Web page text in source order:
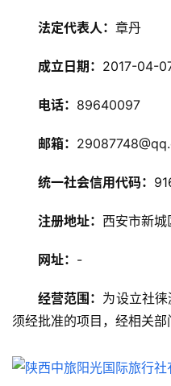
热
门
点
法定代表人： 章丹
成立日期： 2017-04-
电话： 89640097
邮箱：
统一社会信用代码：
注册地址： 西安市新城
网址： -
经营范围： 为设立社
须经批准的项目，经相关